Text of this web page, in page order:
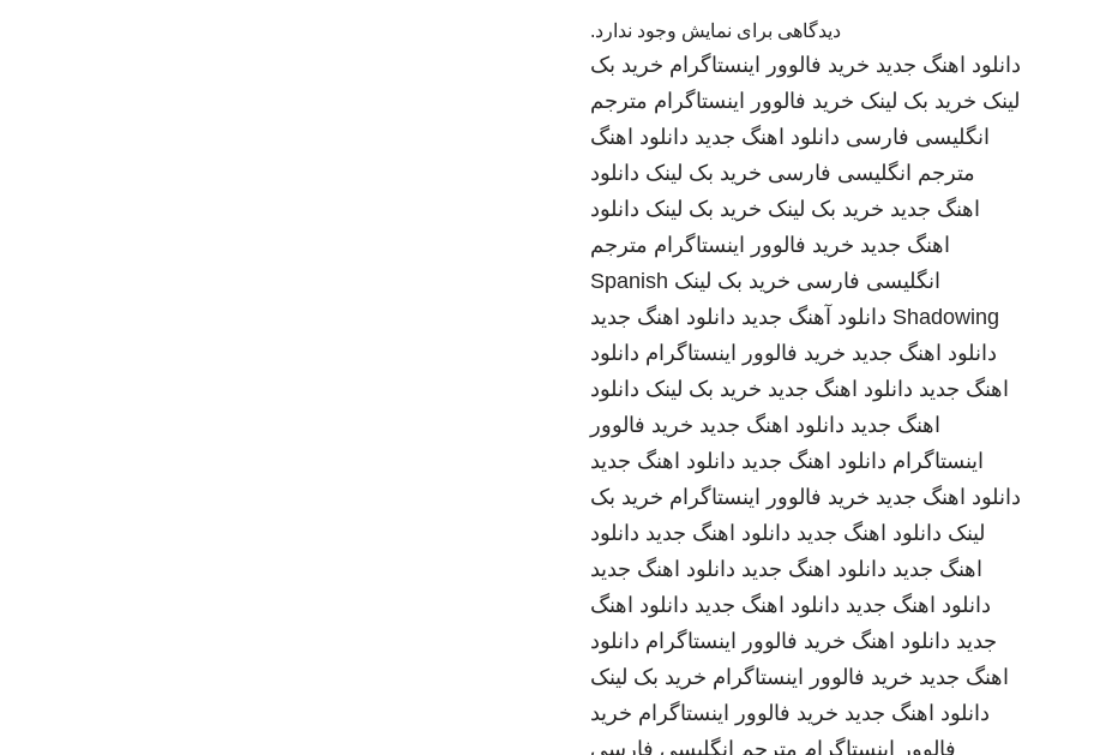
دیدگاهی برای نمایش وجود ندارد.
دانلود اهنگ جدید خرید فالوور اینستاگرام خرید بک
لینک خرید بک لینک خرید فالوور اینستاگرام مترجم
انگلیسی فارسی دانلود اهنگ جدید دانلود اهنگ
مترجم انگلیسی فارسی خرید بک لینک دانلود
اهنگ جدید خرید بک لینک خرید بک لینک دانلود
اهنگ جدید خرید فالوور اینستاگرام مترجم
انگلیسی فارسی خرید بک لینک Spanish
Shadowing دانلود آهنگ جدید دانلود اهنگ جدید
دانلود اهنگ جدید خرید فالوور اینستاگرام دانلود
اهنگ جدید دانلود اهنگ جدید خرید بک لینک دانلود
اهنگ جدید دانلود اهنگ جدید خرید فالوور
اینستاگرام دانلود اهنگ جدید دانلود اهنگ جدید
دانلود اهنگ جدید خرید فالوور اینستاگرام خرید بک
لینک دانلود اهنگ جدید دانلود اهنگ جدید دانلود
اهنگ جدید دانلود اهنگ جدید دانلود اهنگ جدید
دانلود اهنگ جدید دانلود اهنگ جدید دانلود اهنگ
جدید دانلود اهنگ خرید فالوور اینستاگرام دانلود
اهنگ جدید خرید فالوور اینستاگرام خرید بک لینک
دانلود اهنگ جدید خرید فالوور اینستاگرام خرید
فالوور اینستاگرام مترجم انگلیسی فارسی